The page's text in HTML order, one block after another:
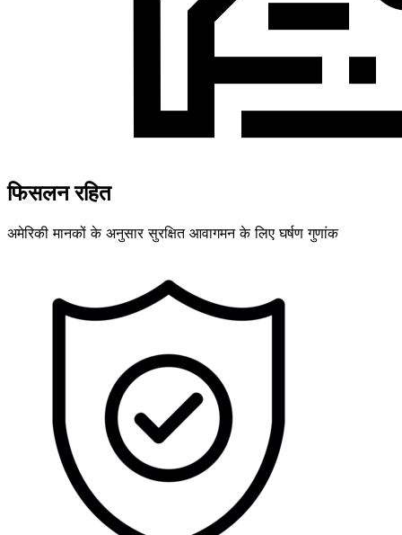
फिसलन रहित
अमेरिकी मानकों के अनुसार सुरक्षित आवागमन के लिए घर्षण गुणांक